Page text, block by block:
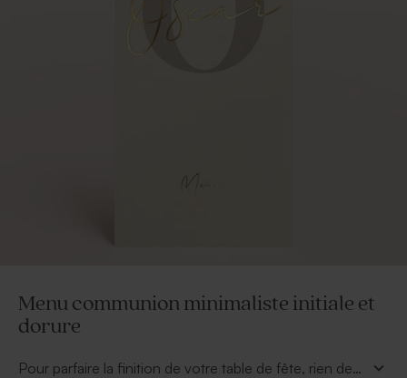
Menu communion minimaliste initiale et
dorure
Pour parfaire la finition de votre table de fête, rien de